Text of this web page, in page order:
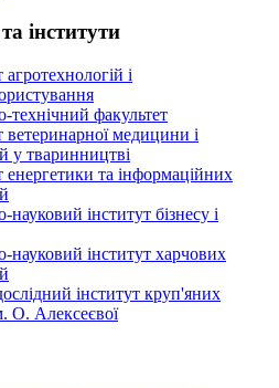
інститути
і
технічний факультет
ветеринарної медицини і
у тваринництві
енергетики та інформаційних
науковий інститут бізнесу і
науковий інститут харчових
інститут круп'яних
О. Алексеєвої